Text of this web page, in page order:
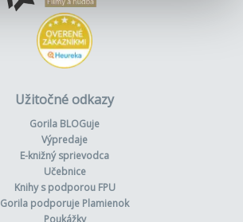
Užitočné odkazy
Gorila BLOGuje
Výpredaje
E-knižný sprievodca
Učebnice
Knihy s podporou FPU
Gorila podporuje Plamienok